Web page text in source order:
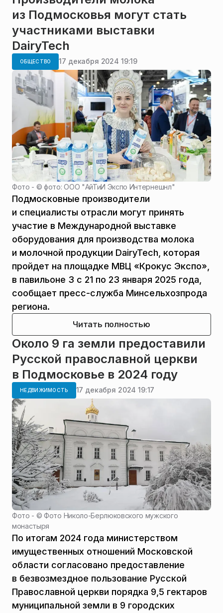
из Подмосковья могут стать
участниками выставки
DairyTech
ОБЩЕСТВО 17 декабря 2024 19:19
Фото - ©фото: ООО "АйТиИ Экспо Интернешнл"
Подмосковные производители
и специалисты отрасли могут принять
участие в Международной выставке
оборудования для производства молока
и молочной продукции DairyTech, которая
пройдет на площадке МВЦ «Крокус Экспо»,
в павильоне 3 с 21 по 23 января 2025 года,
сообщает пресс-служба Минсельхозпрода
региона.
Читать полностью
Около 9 га земли предоставили
Русской православной церкви
в Подмосковье в 2024 году
НЕДВИЖИМОСТЬ 17 декабря 2024 19:17
Фото - ©Фото Николо-Берлюковского мужского
монастыря
По итогам 2024 года министерством
имущественных отношений Московской
области согласовано предоставление
в безвозмездное пользование Русской
Православной церкви порядка 9,5 гектаров
муниципальной земли в 9 городских